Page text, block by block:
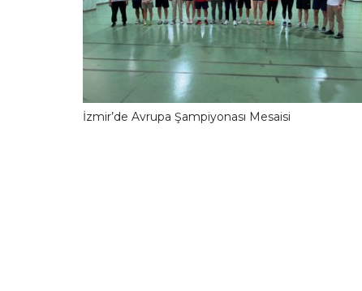
10.06.2026 13:42:12
İzmir’de Avrupa Şampiyonası Mesaisi